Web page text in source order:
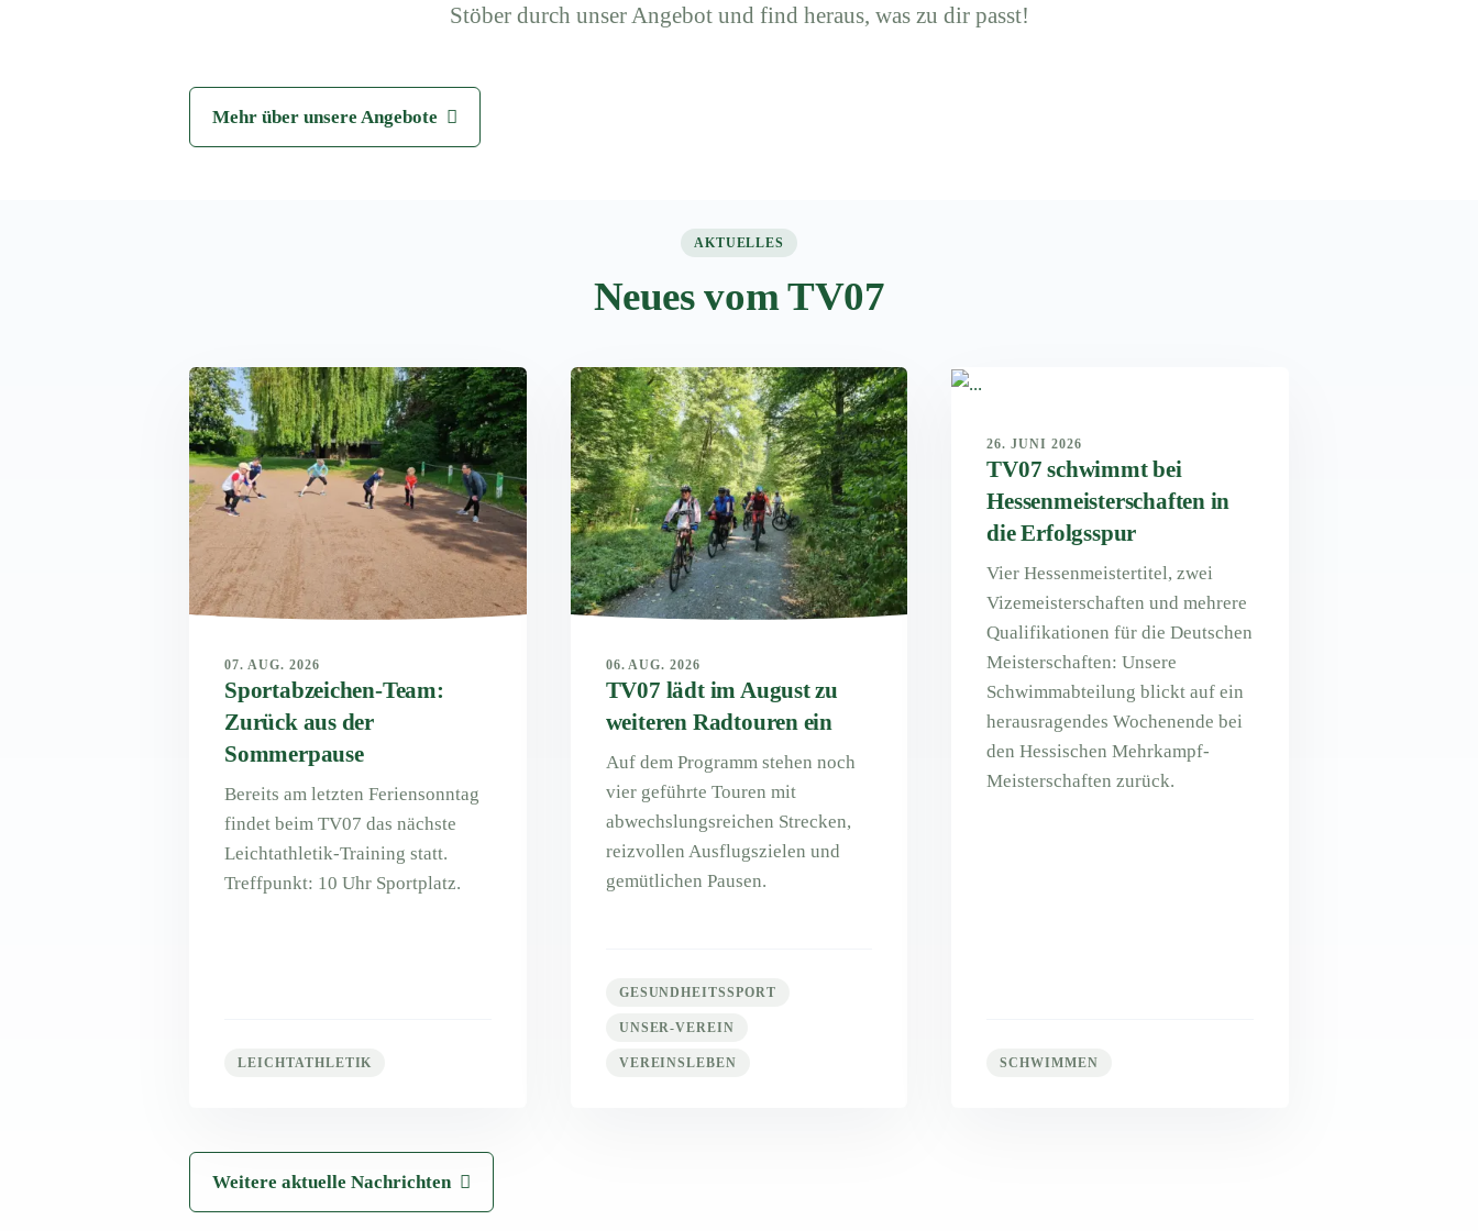
Stöber durch unser Angebot und find heraus, was zu dir passt!
Mehr über unsere Angebote
AKTUELLES
Neues vom TV07
07. AUG. 2026
Sportabzeichen-Team:
Zurück aus der
Sommerpause
Bereits am letzten Feriensonntag
findet beim TV07 das nächste
Leichtathletik-Training statt.
Treffpunkt: 10 Uhr Sportplatz.
LEICHTATHLETIK
06. AUG. 2026
TV07 lädt im August zu
weiteren Radtouren ein
Auf dem Programm stehen noch
vier geführte Touren mit
abwechslungsreichen Strecken,
reizvollen Ausflugszielen und
gemütlichen Pausen.
GESUNDHEITSSPORT
UNSER-VEREIN
VEREINSLEBEN
26. JUNI 2026
TV07 schwimmt bei
Hessenmeisterschaften in
die Erfolgsspur
Vier Hessenmeistertitel, zwei
Vizemeisterschaften und mehrere
Qualifikationen für die Deutschen
Meisterschaften: Unsere
Schwimmabteilung blickt auf ein
herausragendes Wochenende bei
den Hessischen Mehrkampf-
Meisterschaften zurück.
SCHWIMMEN
Weitere aktuelle Nachrichten